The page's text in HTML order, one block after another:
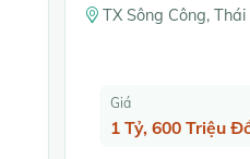
TX Sông Công,
Giá
1 Tỷ, 600 Triệu